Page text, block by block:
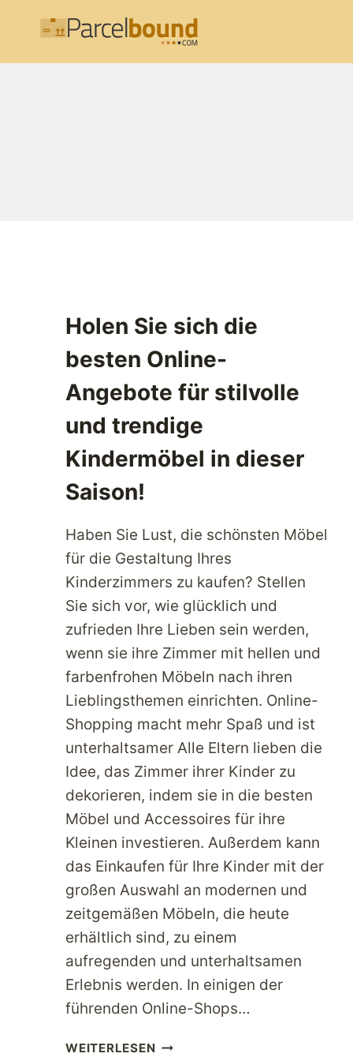
Holen Sie sich die
besten Online-
Angebote für stilvolle
und trendige
Kindermöbel in dieser
Saison!
Haben Sie Lust, die schönsten Möbel
für die Gestaltung Ihres
Kinderzimmers zu kaufen? Stellen
Sie sich vor, wie glücklich und
zufrieden Ihre Lieben sein werden,
wenn sie ihre Zimmer mit hellen und
farbenfrohen Möbeln nach ihren
Lieblingsthemen einrichten. Online-
Shopping macht mehr Spaß und ist
unterhaltsamer Alle Eltern lieben die
Idee, das Zimmer ihrer Kinder zu
dekorieren, indem sie in die besten
Möbel und Accessoires für ihre
Kleinen investieren. Außerdem kann
das Einkaufen für Ihre Kinder mit der
großen Auswahl an modernen und
zeitgemäßen Möbeln, die heute
erhältlich sind, zu einem
aufregenden und unterhaltsamen
Erlebnis werden. In einigen der
führenden Online-Shops…
WEITERLESENHOLEN